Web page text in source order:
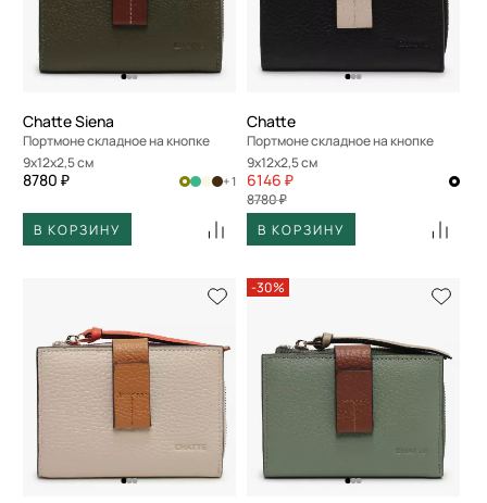
Chatte Siena
Портмоне складное на кнопке
9x12x2,5 см
8780 ₽ + 1
В КОРЗИНУ
Chatte
Портмоне складное на кнопке
9x12x2,5 см
6146 ₽
8780 ₽
В КОРЗИНУ
-30%